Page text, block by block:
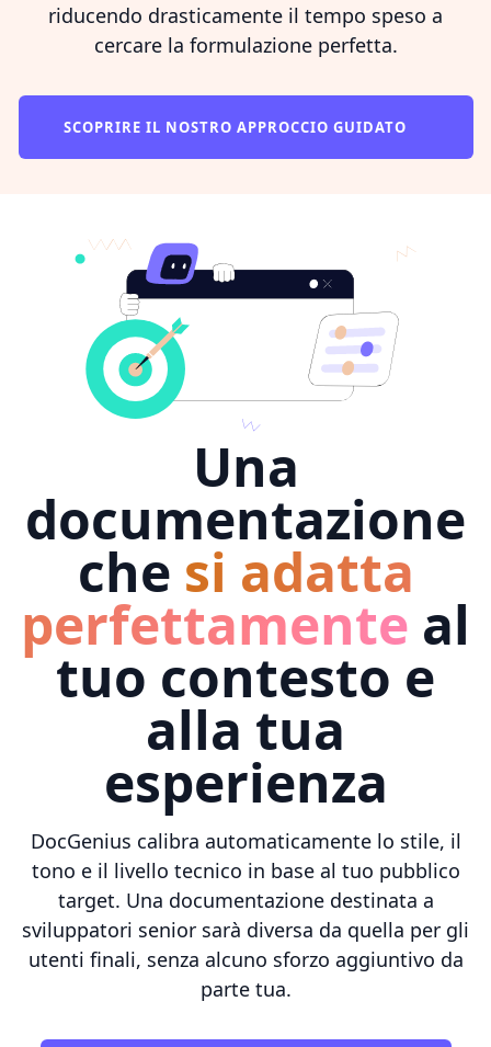
riducendo drasticamente il tempo speso a
cercare la formulazione perfetta.
SCOPRIRE IL NOSTRO APPROCCIO GUIDATO
Una
documentazione
che si adatta
perfettamente al
tuo contesto e
alla tua
esperienza
DocGenius calibra automaticamente lo stile, il
tono e il livello tecnico in base al tuo pubblico
target. Una documentazione destinata a
sviluppatori senior sarà diversa da quella per gli
utenti finali, senza alcuno sforzo aggiuntivo da
parte tua.